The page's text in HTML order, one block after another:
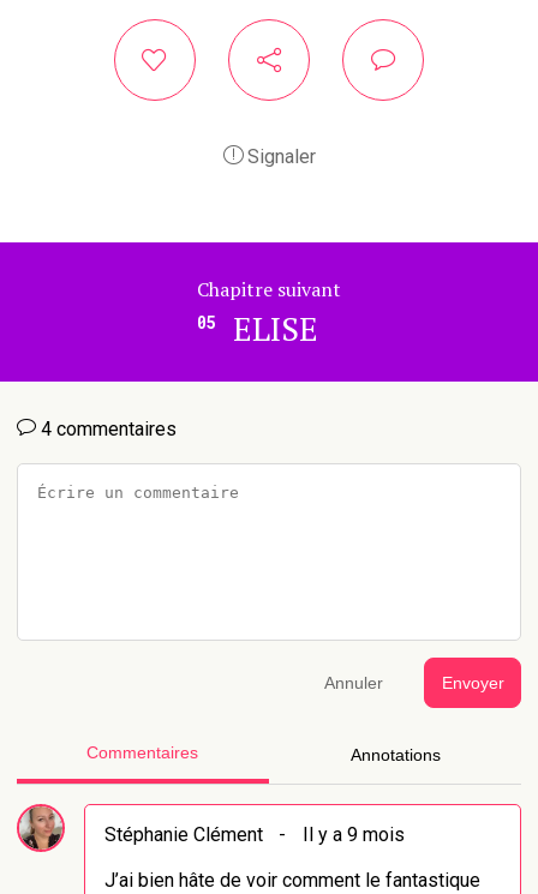
Signaler
Chapitre suivant
05 ELISE
4 commentaires
Annuler Envoyer
Commentaires Annotations
Stéphanie Clément -
Il y a 9 mois
J’ai bien hâte de voir comment le fantastique